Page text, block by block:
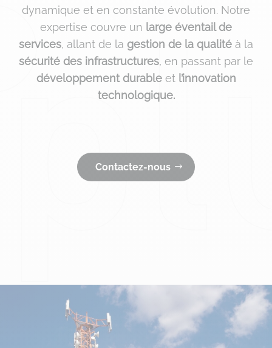
dynamique et en constante évolution. Notre
expertise couvre un large éventail de
services, allant de la gestion de la qualité à la
sécurité des infrastructures, en passant par le
développement durableet l’innovation
technologique.
Contactez-nous